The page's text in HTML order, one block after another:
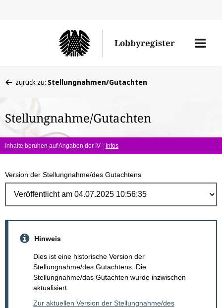
Lobbyregister
Menü
befinden
hier:
zurück zu: Stellungnahmen/Gutachten
Stellungnahme/Gutachten
Inhalte beruhen auf Angaben der IV - Infos
Version der Stellungnahme/des Gutachtens
Hinweis
Dies ist eine historische Version der
Stellungnahme/des Gutachtens. Die
Stellungnahme/das Gutachten wurde inzwischen
aktualisiert.
Zur aktuellen Version der Stellungnahme/des